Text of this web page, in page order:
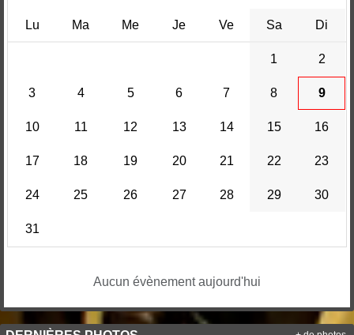
Lu Ma Me Je Ve Sa Di
1 2
3 4 5 6 7 8 9
10 11 12 13 14 15 16
17 18 19 20 21 22 23
24 25 26 27 28 29 30
31
Aucun évènement aujourd'hui